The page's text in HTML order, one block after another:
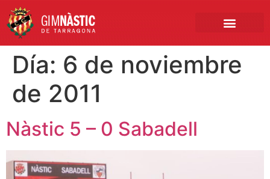
Día: 6 de noviembre
de 2011
Nàstic 5 – 0 Sabadell